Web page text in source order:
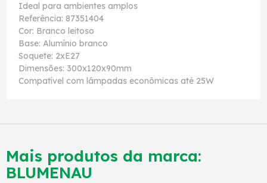
Ideal para ambientes amplos
Referência: 87351404
Cor: Branco leitoso
Base: Alumínio branco
Soquete: 2xE27
Dimensões: 300x120x90mm
Compatível com lâmpadas econômicas até 25W
Mais produtos da marca:
BLUMENAU